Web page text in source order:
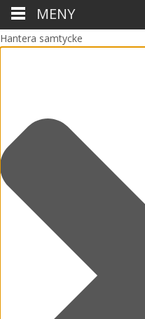
Hantera samtycke
MENY